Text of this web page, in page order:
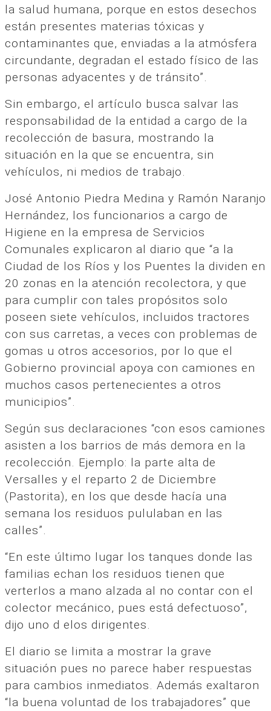
la salud humana, porque en estos desechos
están presentes materias tóxicas y
contaminantes que, enviadas a la atmósfera
circundante, degradan el estado físico de las
personas adyacentes y de tránsito”.
Sin embargo, el artículo busca salvar las
responsabilidad de la entidad a cargo de la
recolección de basura, mostrando la
situación en la que se encuentra, sin
vehículos, ni medios de trabajo.
José Antonio Piedra Medina y Ramón Naranjo
Hernández, los funcionarios a cargo de
Higiene en la empresa de Servicios
Comunales explicaron al diario que “a la
Ciudad de los Ríos y los Puentes la dividen en
20 zonas en la atención recolectora, y que
para cumplir con tales propósitos solo
poseen siete vehículos, incluidos tractores
con sus carretas, a veces con problemas de
gomas u otros accesorios, por lo que el
Gobierno provincial apoya con camiones en
muchos casos pertenecientes a otros
municipios”.
Según sus declaraciones “con esos camiones
asisten a los barrios de más demora en la
recolección. Ejemplo: la parte alta de
Versalles y el reparto 2 de Diciembre
(Pastorita), en los que desde hacía una
semana los residuos pululaban en las
calles”.
“En este último lugar los tanques donde las
familias echan los residuos tienen que
verterlos a mano alzada al no contar con el
colector mecánico, pues está defectuoso”,
dijo uno d elos dirigentes.
El diario se limita a mostrar la grave
situación pues no parece haber respuestas
para cambios inmediatos. Además exaltaron
“la buena voluntad de los trabajadores” que